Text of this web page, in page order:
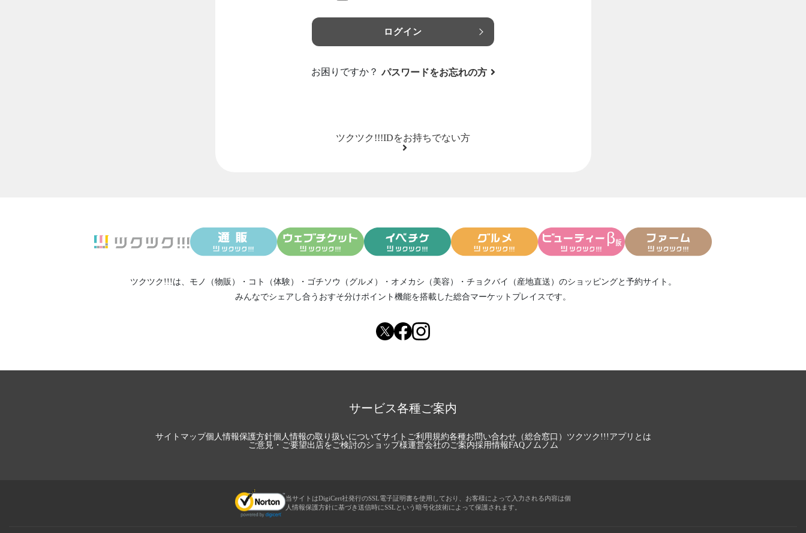
ログイン
お困りですか？ パスワードをお忘れの方
ツクツク!!!IDをお持ちでない方
ツクツク!!!は、 モノ（物販） ・ コト（体験） ・ ゴチソウ（グルメ） ・ オメカシ（美容） ・ チョクバイ（産地直送） のショッピングと予約サイト。
みんなでシェアし合う おすそ分けポイント機能を搭載した総合マーケットプレイスです。
サービス各種ご案内
サイトマップ個人情報保護方針個人情報の取り扱いについてサイトご利用規約各種お問い合わせ（総合窓口） ツクツク!!!アプリとは
ご意見・ご要望出店をご検討のショップ様運営会社のご案内採用情報FAQノムノム
当サイトはDigiCert社発行のSSL電子証明書を使用しており、お客様によって入力される内容は個
人情報保護方針に基づき送信時にSSLという暗号化技術によって保護されます。